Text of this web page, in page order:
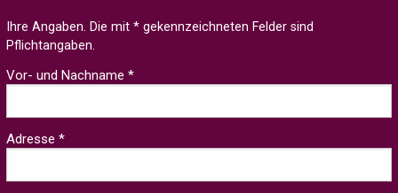
Ihre Angaben. Die mit * gekennzeichneten Felder sind
Pflichtangaben.
Vor- und Nachname *
Adresse *